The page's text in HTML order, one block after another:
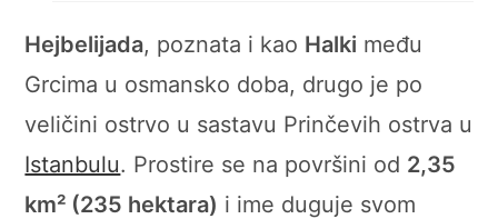
Hejbelijada, poznata i kao Halki među
Grcima u osmansko doba, drugo je po
veličini ostrvo u sastavu Prinčevih ostrva u
Istanbulu. Prostire se na površini od 2,35
km² (235 hektara) i ime duguje svom